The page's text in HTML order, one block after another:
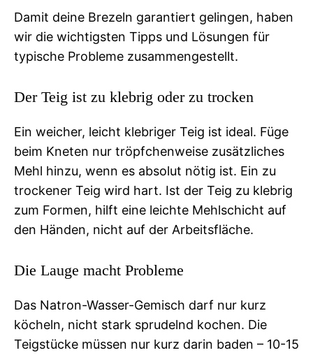
Damit deine Brezeln garantiert gelingen, haben
wir die wichtigsten Tipps und Lösungen für
typische Probleme zusammengestellt.
Der Teig ist zu klebrig oder zu trocken
Ein weicher, leicht klebriger Teig ist ideal. Füge
beim Kneten nur tröpfchenweise zusätzliches
Mehl hinzu, wenn es absolut nötig ist. Ein zu
trockener Teig wird hart. Ist der Teig zu klebrig
zum Formen, hilft eine leichte Mehlschicht auf
den Händen, nicht auf der Arbeitsfläche.
Die Lauge macht Probleme
Das Natron-Wasser-Gemisch darf nur kurz
köcheln, nicht stark sprudelnd kochen. Die
Teigstücke müssen nur kurz darin baden – 10-15